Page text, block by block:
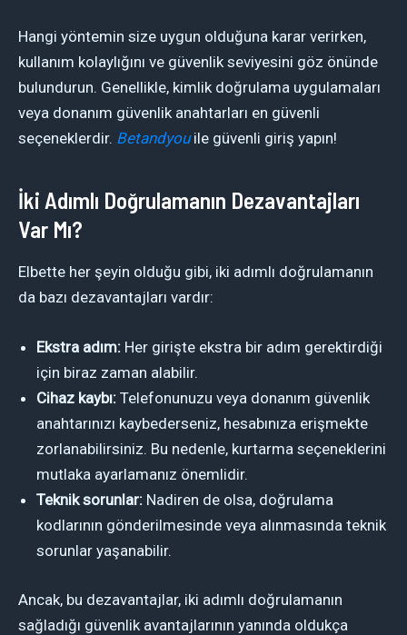
Hangi yöntemin size uygun olduğuna karar verirken,
kullanım kolaylığını ve güvenlik seviyesini göz önünde
bulundurun. Genellikle, kimlik doğrulama uygulamaları
veya donanım güvenlik anahtarları en güvenli
seçeneklerdir. Betandyouile güvenli giriş yapın!
İki Adımlı Doğrulamanın Dezavantajları
Var Mı?
Elbette her şeyin olduğu gibi, iki adımlı doğrulamanın
da bazı dezavantajları vardır:
Ekstra adım: Her girişte ekstra bir adım gerektirdiği
için biraz zaman alabilir.
Cihaz kaybı: Telefonunuzu veya donanım güvenlik
anahtarınızı kaybederseniz, hesabınıza erişmekte
zorlanabilirsiniz. Bu nedenle, kurtarma seçeneklerini
mutlaka ayarlamanız önemlidir.
Teknik sorunlar: Nadiren de olsa, doğrulama
kodlarının gönderilmesinde veya alınmasında teknik
sorunlar yaşanabilir.
Ancak, bu dezavantajlar, iki adımlı doğrulamanın
sağladığı güvenlik avantajlarının yanında oldukça